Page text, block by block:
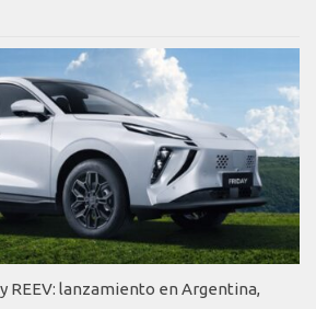
REEV: lanzamiento en Argentina,